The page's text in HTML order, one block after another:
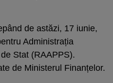
de astăzi, 17 iunie,
Administrația
Stat (RAAPPS).
de Ministerul Finanțelor.